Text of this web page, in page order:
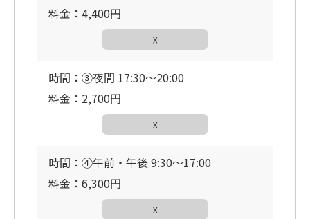
料金：4,400円
☓
時間：③夜間 17:30〜20:00
料金：2,700円
☓
時間：④午前・午後 9:30〜17:00
料金：6,300円
☓